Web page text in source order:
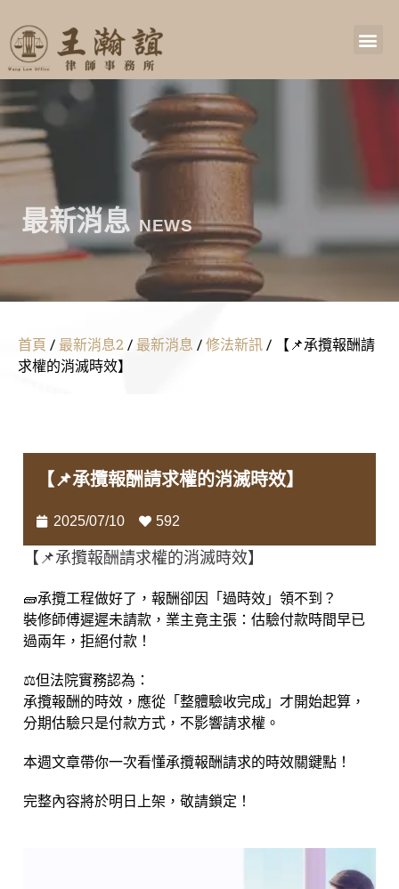
最新消息 NEWS
首頁 / 最新消息2 / 最新消息 /修法新訊/
【📌承攬報酬請
求權的消滅時效】
【📌承攬報酬請求權的消滅時效】
2025/07/10 592
【📌承攬報酬請求權的消滅時效】
🧱承攬工程做好了，報酬卻因「過時效」領不到？
裝修師傅遲遲未請款，業主竟主張：估驗付款時間早已
過兩年，拒絕付款！
⚖️但法院實務認為：
承攬報酬的時效，應從「整體驗收完成」才開始起算，
分期估驗只是付款方式，不影響請求權。
本週文章帶你一次看懂承攬報酬請求的時效關鍵點！
完整內容將於明日上架，敬請鎖定！